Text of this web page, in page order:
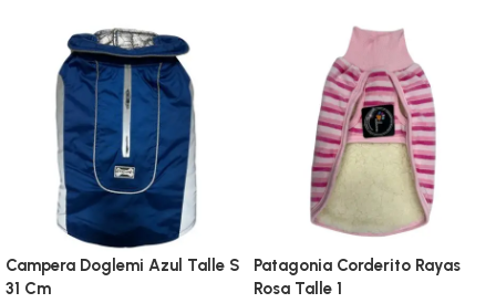
Campera Doglemi Azul Talle S
31 Cm
Patagonia Corderito Rayas
Rosa Talle 1